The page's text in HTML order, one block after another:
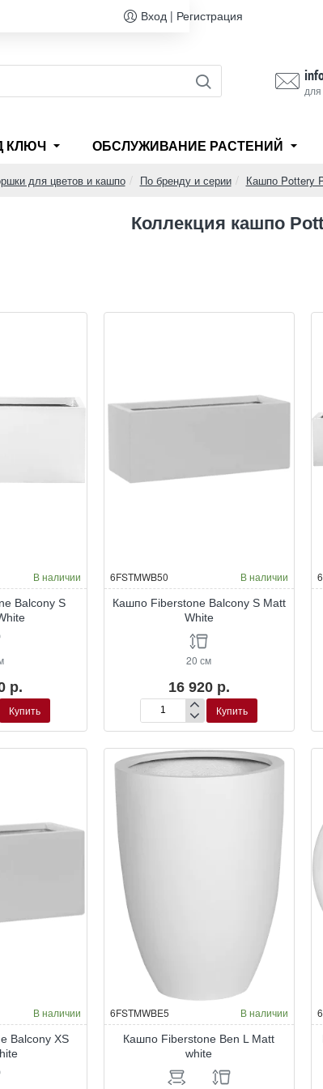
Вход | Регистрация
для
КЛЮЧ ОБСЛУЖИВАНИЕ РАСТЕНИЙ
для цветов и кашпо По бренду и серии Кашпо Pottery
Коллекция кашпо
В наличии
Balcony S
р.
Купить
6FSTMWB50 В наличии
Кашпо Fiberstone Balcony S Matt
White
20 см
16 920 р.
Кашпо
Fiberstone
Balcony
S
Matt
Купить
В наличии
Balcony XS
6FSTMWBE5 В наличии
Кашпо Fiberstone Ben L Matt
white